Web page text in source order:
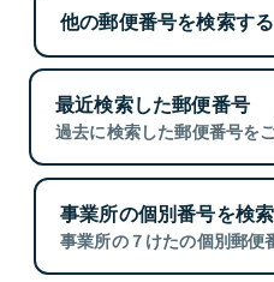
他の郵便番号を検索する
最近検索した郵便番号
過去に検索した郵便番号を
事業所の個別番号を検
事業所の７けたの個別郵便